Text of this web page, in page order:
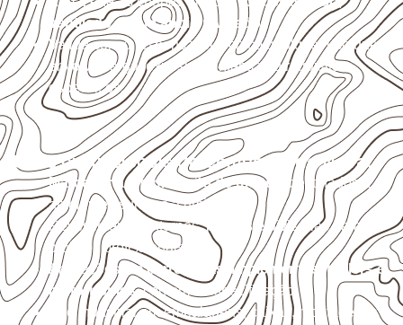
ventilado e com apoio nivelado.
Valide com o responsável técnico qualquer uso que
envolva carga, exposição intensa ou requisitos
específicos.
Usos profissionais do Compensado Naval
Marcenaria e fabricação de móveis
destinados a
ambientes sujeitos à umidade.
Revestimentos internos, painéis e divisórias para
projetos profissionais.
Aplicações emcarrocerias, implementos, trailers e
motorhomes, conforme especificação.
Uso industrial em embalagens, caixas, montagem e